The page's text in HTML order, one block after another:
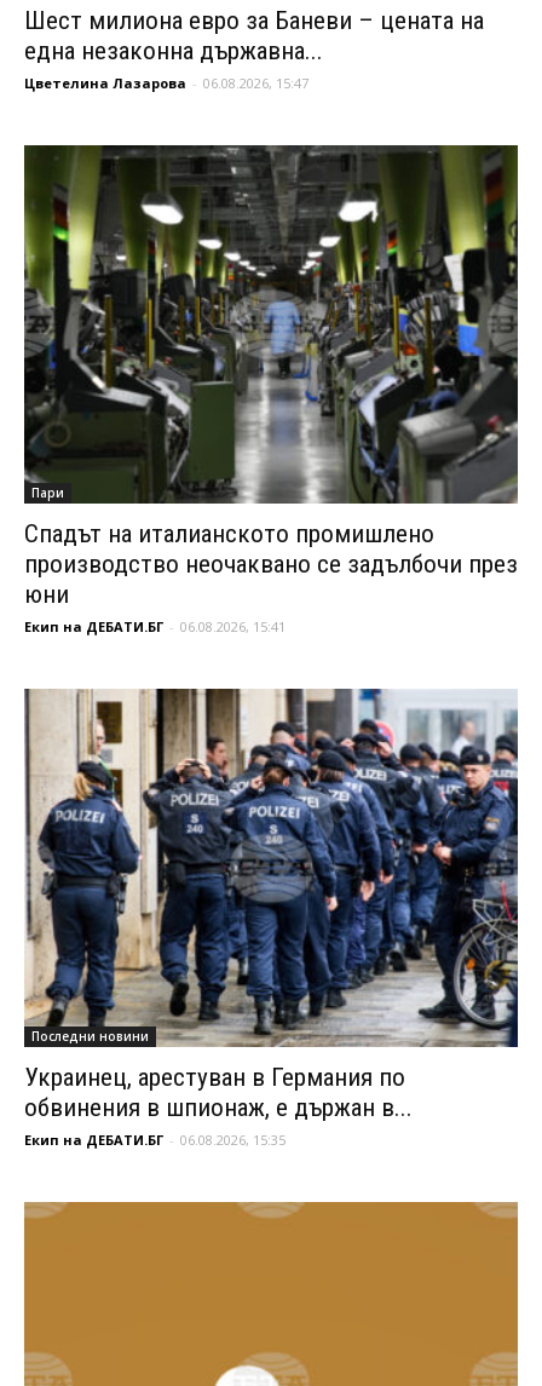
Шест милиона евро за Баневи – цената на
една незаконна държавна...
Цветелина Лазарова - 06.08.2026, 15:47
Пари
Спадът на италианското промишлено
производство неочаквано се задълбочи през
юни
Екип на ДЕБАТИ.БГ - 06.08.2026, 15:41
Последни новини
Украинец, арестуван в Германия по
обвинения в шпионаж, е държан в...
Екип на ДЕБАТИ.БГ - 06.08.2026, 15:35